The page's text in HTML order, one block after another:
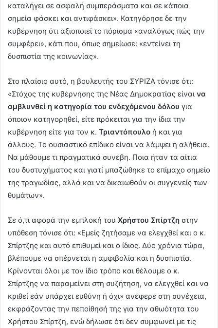
καταλήγει σε ασφαλή συμπεράσματα και σε κάποια
σημεία φάσκει και αντιφάσκει». Κατηγόρησε δε την
κυβέρνηση ότι αξιοποιεί το πόρισμα «αναλόγως πώς την
συμφέρει», κάτι που, όπως σημείωσε: «εντείνει τη
δυσπιστία της κοινωνίας».
Στο πλαίσιο αυτό, η βουλευτής του ΣΥΡΙΖΑ τόνισε ότι:
«Στόχος της κυβέρνησης της Νέας Δημοκρατίας είναι να
αμβλυνθεί η κατηγορία του ενδεχόμενου δόλου για
όποιον κατηγορηθεί, είτε πρόκειται για την ίδια την
κυβέρνηση είτε για τον κ. Τριαντόπουλο ή και για
άλλους. Το ουσιαστικό επίδικο είναι να λάμψει η αλήθεια.
Να μάθουμε τι πραγματικά συνέβη. Ποια ήταν τα αίτια
του δυστυχήματος και γιατί μπαζώθηκε το επίμαχο σημείο
της τραγωδίας, αλλά και να δικαιωθούν οι συγγενείς των
θυμάτων».
Σε ό,τι αφορά την εμπλοκή του Χρήστου Σπίρτζη στην
υπόθεση τόνισε ότι: «Εμείς ζητήσαμε να ελεγχθεί και ο κ.
Σπίρτζης και αυτό επιθυμεί και ο ίδιος. Δύο χρόνια τώρα,
βλέπουμε να σπέρνεται η αμφιβολία και η δυσπιστία.
Κρίνονται όλοι με τον ίδιο τρόπο και θέλουμε ο κ.
Σπίρτζης να παραμείνει στη συζήτηση, να ελεγχθεί και να
κριθεί εάν υπάρχει ευθύνη ή όχι» ανέφερε στη συνέχεια,
εκφράζοντας την πεποίθησή της για την αθωότητα του
Χρήστου Σπίρτζη, ενώ δήλωσε ότι δεν συμφωνεί με τις